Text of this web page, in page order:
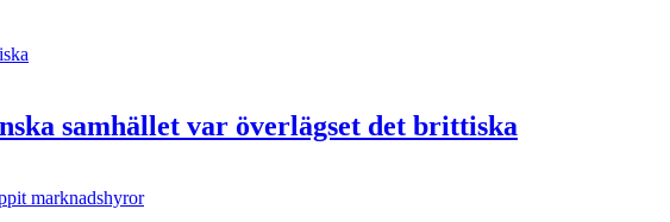
samhället var överlägset det brittiska